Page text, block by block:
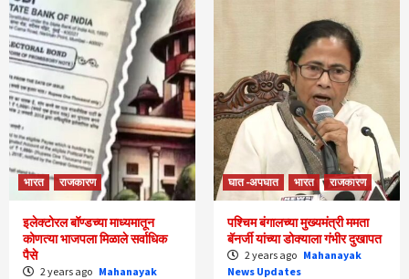
भारत राजकारण
इलेक्टोरल बॉण्डच्या माध्यमातून
कोणत्या भाजपला मिळाले सर्वाधिक
पैसे
2 years ago Mahanayak
घात -अपघात भारत राजकारण
पश्चिम बंगालच्या मुख्यमंत्री ममता
बॅनर्जी यांच्या डोक्याला गंभीर दुखापत
2 years ago Mahanayak
News Updates